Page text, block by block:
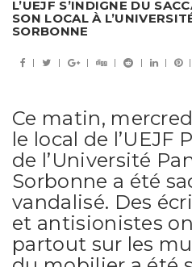
L’UEJF S’INDIGNE DU
SON LOCAL À
SORBONNE
Ce matin,
le local de l’UEJF
de l’Université
Sorbonne a été
vandalisé. Des
et antisionistes
partout sur les